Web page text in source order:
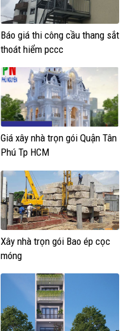
Báo giá thi công cầu thang sắt
thoát hiểm pccc
Giá xây nhà trọn gói Quận Tân
Phú Tp HCM
Xây nhà trọn gói Bao ép cọc
móng